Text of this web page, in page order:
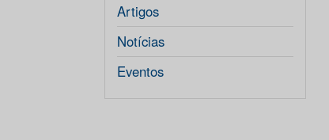
Artigos
Notícias
Eventos